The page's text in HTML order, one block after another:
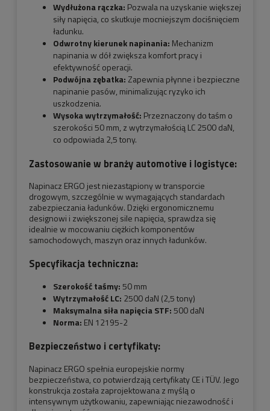
Wydłużona rączka: Pozwala na uzyskanie większej
siły napięcia, co skutkuje mocniejszym dociśnięciem
ładunku.
Odwrotny kierunek napinania: Mechanizm
napinania w dół zwiększa komfort pracy i
efektywność operacji.
Podwójna zębatka: Zapewnia płynne i bezpieczne
napinanie pasów, minimalizując ryzyko ich
uszkodzenia.
Wysoka wytrzymałość: Przeznaczony do taśm o
szerokości 50 mm, z wytrzymałością LC 2500 daN,
co odpowiada 2,5 tony.
Zastosowanie w branży automotive i logistyce:
Napinacz ERGO jest niezastąpiony w transporcie
drogowym, szczególnie w wymagających standardach
zabezpieczania ładunków. Dzięki ergonomicznemu
designowi i zwiększonej sile napięcia, sprawdza się
idealnie w mocowaniu ciężkich komponentów
samochodowych, maszyn oraz innych ładunków.
Specyfikacja techniczna:
Szerokość taśmy:50 mm
Wytrzymałość LC: 2500 daN (2,5 tony)
Maksymalna siła napięcia STF:500 daN
Norma: EN 12195-2
Bezpieczeństwo i certyfikaty:
Napinacz ERGO spełnia europejskie normy
bezpieczeństwa, co potwierdzają certyfikaty CE i TÜV. Jego
konstrukcja została zaprojektowana z myślą o
intensywnym użytkowaniu, zapewniając niezawodność i